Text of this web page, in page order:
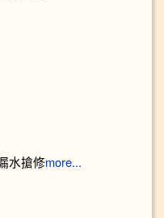
水搶修more...